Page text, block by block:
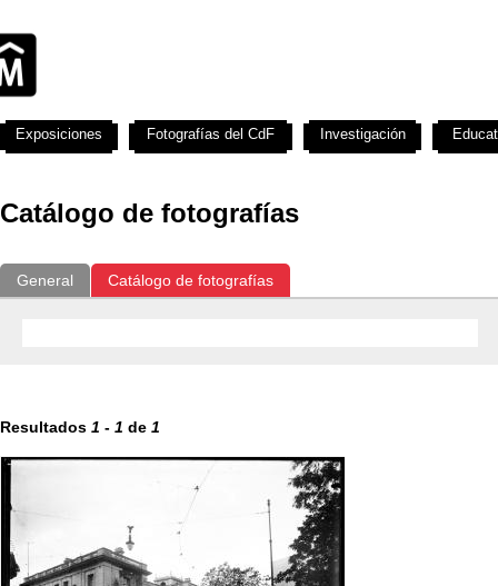
Catálogo de fotografías
General Catálogo de fotografías
Resultados 1 - 1 de 1
Exposiciones Fotografías del CdF Investigación